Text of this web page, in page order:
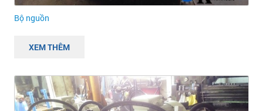
Bộ nguồn
XEM THÊM